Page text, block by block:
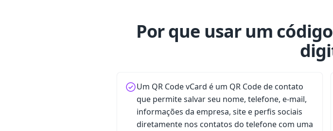
Por que usar um
Um QR Code vCard é um QR Code de contato
que permite salvar seu nome, telefone, e-mail,
informações da empresa, site e perfis sociais
diretamente nos contatos do telefone com uma